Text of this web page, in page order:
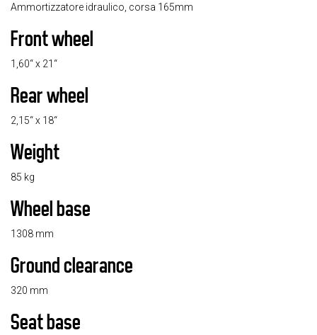
Ammortizzatore idraulico, corsa 165mm
Front wheel
1,60“ x 21“
Rear wheel
2,15“ x 18“
Weight
85 kg
Wheel base
1308 mm
Ground clearance
320 mm
Seat base